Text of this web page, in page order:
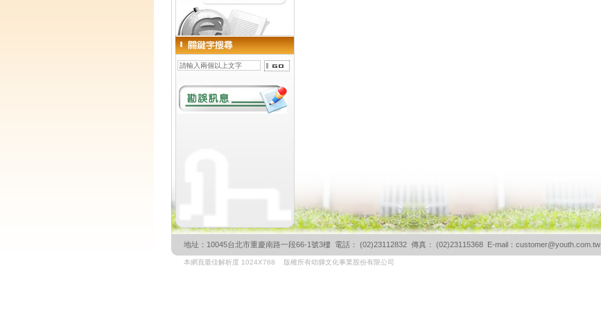
地址：10045台北市重慶南路一段66-1號3樓 電話： (02)23112832 傳真： (02)23115368 E-mail： customer@youth.com.tw
本網頁最佳解析度 1024X768 版權所有幼獅文化事業股份有限公司